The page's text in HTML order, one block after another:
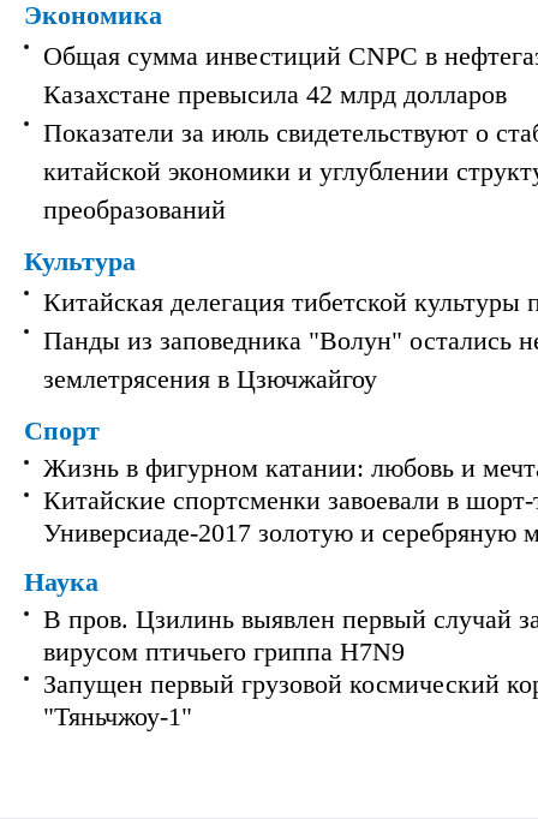
Экономика
Общая сумма инвестиций CNPC в
Казахстане превысила 42 млрд долларов
Показатели за июль свидетельствуют о
китайской экономики и углублении
преобразований
Культура
Китайская делегация тибетской культуры
Панды из заповедника "Волун" остались
землетрясения в Цзючжайгоу
Спорт
Жизнь в фигурном катании: любовь и
Китайские спортсменки завоевали в шорт-
Универсиаде-2017 золотую и серебряную
Наука
В пров. Цзилинь выявлен первый случай
вирусом птичьего гриппа H7N9
Запущен первый грузовой космический
"Тяньчжоу-1"